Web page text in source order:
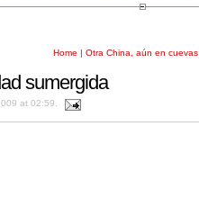
Home | Otra China, aún en cuevas
sumergida
at 02:59.